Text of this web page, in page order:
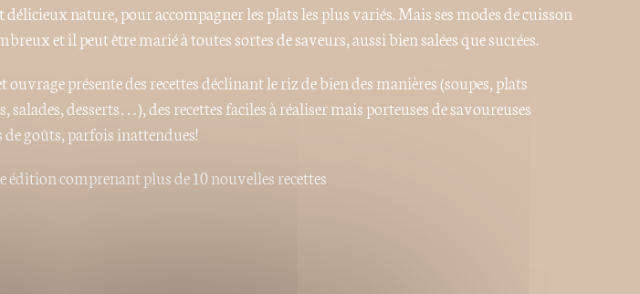
délicieux nature, pour accompagner les plats les plus variés. Mais ses modes de cuisson
et il peut être marié à toutes sortes de saveurs, aussi bien salées que sucrées.
ouvrage présente des recettes déclinant le riz de bien des manières (soupes, plats
salades, desserts…), des recettes faciles à réaliser mais porteuses de savoureuses
de goûts, parfois inattendues!
édition comprenant plus de 10 nouvelles recettes